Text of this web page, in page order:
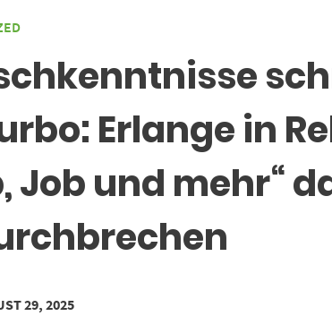
Erlange in
und mehr“
29, 2025